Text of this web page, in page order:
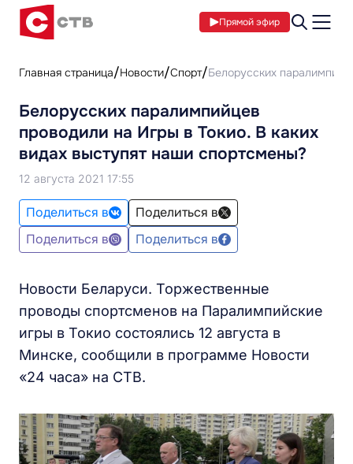
Прямой эфир
Главная страница Новости Спорт Белорусских
Белорусских паралимпийцев
проводили на Игры в Токио. В каких
видах выступят наши спортсмены?
12 августа 2021 17:55
Поделиться в
Поделиться в
Поделиться в
Поделиться в
Новости Беларуси. Торжественные
проводы спортсменов на Паралимпийские
игры в Токио состоялись 12 августа в
Минске, сообщили в программе Новости
«24 часа» на СТВ.